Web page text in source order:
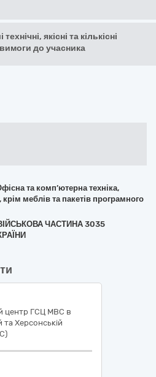
якісні та кількісні
до учасника
та комп’ютерна техніка,
меблів та пакетів програмного
ВІЙСЬКОВА ЧАСТИНА 3035
центр ГСЦ МВС в
та Херсонській